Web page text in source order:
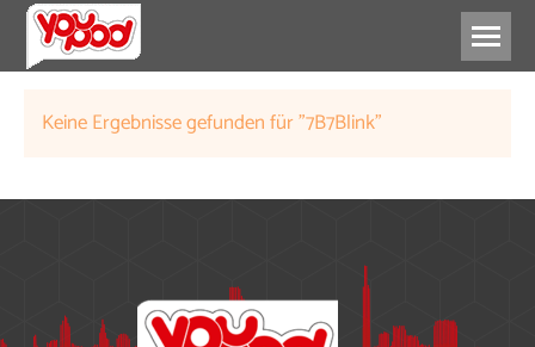
Keine Ergebnisse gefunden für "7B7Blink"